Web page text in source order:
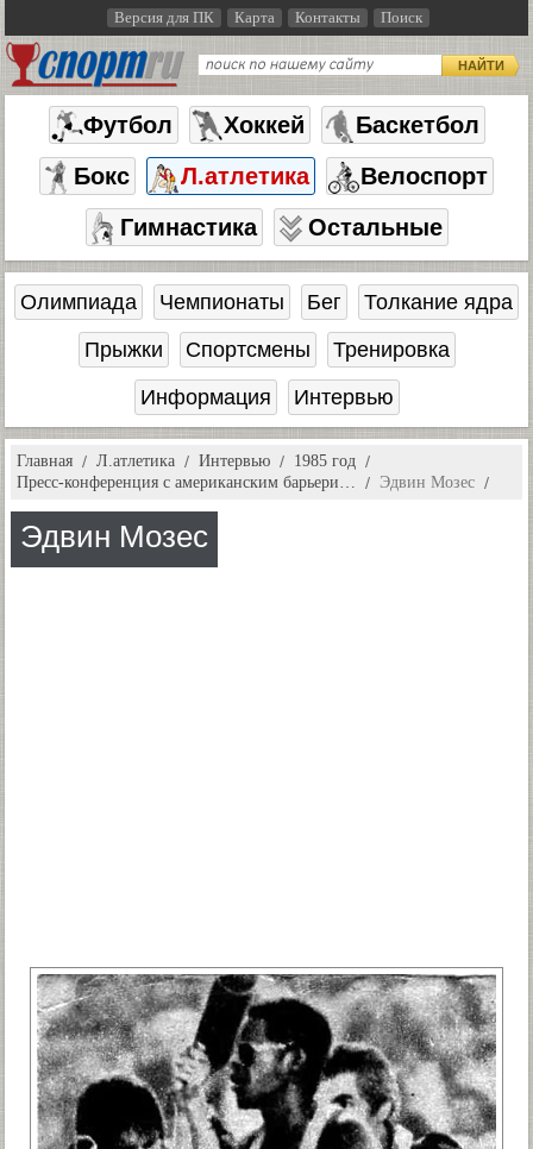
Версия для ПК Карта Контакты Поиск
НАЙТИ
Футбол Хоккей
Баскетбол
Бокс
Л.атлетика
Велоспорт
Гимнастика
Остальные
Олимпиада Чемпионаты Бег
Толкание ядра
Прыжки
Спортсмены
Тренировка
Информация
Интервью
Главная Л.атлетика Интервью
1985 год
Пресс-конференция с американским барьери…
Эдвин Мозес
Эдвин Мозес